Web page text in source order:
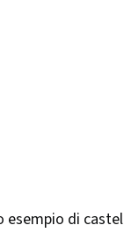
esempio di